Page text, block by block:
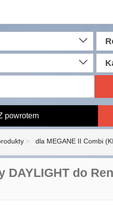
powrotem
dla MEGANE II Combi
DAYLIGHT do